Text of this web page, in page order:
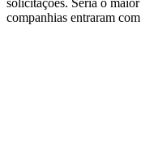
companhias entraram